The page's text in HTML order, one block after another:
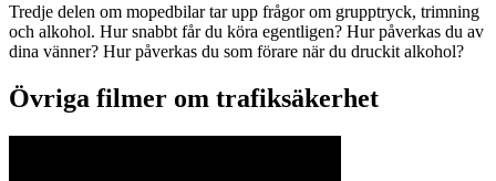
Tredje delen om mopedbilar tar upp frågor om grupptryck, trimning
och alkohol. Hur snabbt får du köra egentligen? Hur påverkas du av
dina vänner? Hur påverkas du som förare när du druckit alkohol?
Övriga filmer om trafiksäkerhet